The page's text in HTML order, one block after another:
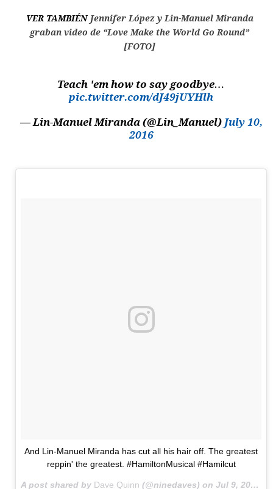
VER TAMBIÉN Jennifer López y Lin-Manuel Miranda
graban video de “Love Make the World Go Round”
[FOTO]
Teach 'em how to say goodbye…
pic.twitter.com/dJ49jUYHlh
— Lin-Manuel Miranda (@Lin_Manuel) July 10,
2016
And Lin-Manuel Miranda has cut all his hair off. The greatest
reppin' the greatest. #HamiltonMusical #Hamilcut
A post shared by Dave Quinn (@ninedaves) on Jul 9, 2016 at 9:28pm PDT